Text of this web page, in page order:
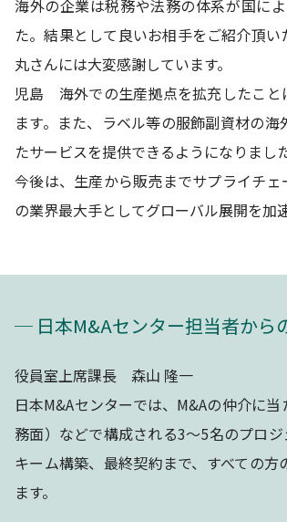
海外の企業は税務や法務の体系が国に
た。結果として良いお相手をご紹介頂
丸さんには大変感謝しています。
児島 海外での生産拠点を拡充したこと
ます。また、ラベル等の服飾副資材の
たサービスを提供できるようになりました
今後は、生産から販売までサプライチ
の業界最大手としてグローバル展開を加
─ 日本M&Aセンター担当者から
役員室上席課長 森山 隆一
日本M&Aセンターでは、M&Aの仲介に
務面）などで構成される3～5名のプロ
キーム構築、最終契約まで、すべての
ます。